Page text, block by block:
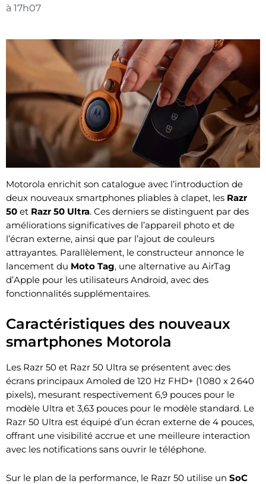
à 17h07
Motorola enrichit son catalogue avec l’introduction de
deux nouveaux smartphones pliables à clapet, les Razr
50 et Razr 50 Ultra. Ces derniers se distinguent par des
améliorations significatives de l’appareil photo et de
l’écran externe, ainsi que par l’ajout de couleurs
attrayantes. Parallèlement, le constructeur annonce le
lancement du Moto Tag, une alternative au AirTag
d’Apple pour les utilisateurs Android, avec des
fonctionnalités supplémentaires.
Caractéristiques des nouveaux
smartphones Motorola
Les Razr 50 et Razr 50 Ultra se présentent avec des
écrans principaux Amoled de 120 Hz FHD+ (1 080 x 2 640
pixels), mesurant respectivement 6,9 pouces pour le
modèle Ultra et 3,63 pouces pour le modèle standard. Le
Razr 50 Ultra est équipé d’un écran externe de 4 pouces,
offrant une visibilité accrue et une meilleure interaction
avec les notifications sans ouvrir le téléphone.
Sur le plan de la performance, le Razr 50 utilise un SoC